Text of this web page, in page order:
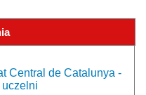
Central de Catalunya -
uczelni